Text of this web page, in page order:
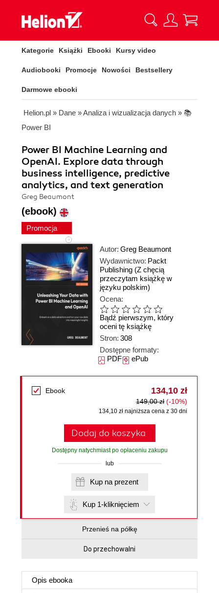
Kategorie Książki Ebooki Kursy video
Audiobooki Promocje Nowości Bestsellery
Darmowe ebooki
Helion.pl » Dane »Analiza i wizualizacja danych » 📚
Power BI
Power BI Machine Learning and
OpenAI. Explore data through
business intelligence, predictive
analytics, and text generation
Greg Beaumont
(ebook)
Promocja
Autor: Greg Beaumont
Wydawnictwo: Packt
Publishing (Z chęcią
przeczytam książkę w
języku polskim)
Ocena:
Bądź pierwszym, który
oceni tę książkę
Stron: 308
Dostępne formaty:
PDFePub
Ebook 134,10 zł
149,00 zł (-10%)
134,10 zł najniższa cena z 30 dni
Dodaj do koszyka
Dostępny natychmiast po opłaceniu zakupu
lub
Kup na prezent
Kup 1-kliknięciem
Przenieś na półkę
Do przechowalni
Opis ebooka